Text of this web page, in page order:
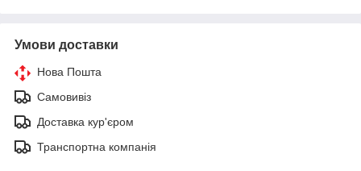
Умови доставки
Нова Пошта
Самовивіз
Доставка кур'єром
Транспортна компанія